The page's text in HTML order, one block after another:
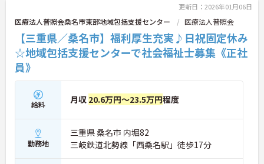
ご興味をお持ちの方には詳細の情報や面接のポイン
トをお伝えしますのでお気軽にお問い合わせくださ
いませ。
更新日：2026年01月06日
医療法人普照会桑名市東部地域包括支援センター 医療法人普照会
【三重県／桑名市】福利厚生充実♪日祝固定休み
☆地域包括支援センターで社会福祉士募集《正社
員》
給料 月収 20.6万円～23.5万円程度
勤務地
三重県 桑名市 内堀82
三岐鉄道北勢線「西桑名駅」徒歩17分